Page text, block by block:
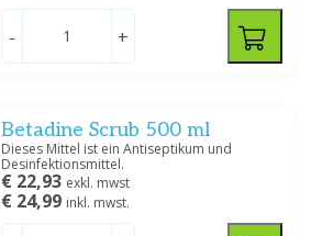
- +
Betadine Scrub 500 ml
Dieses Mittel ist ein Antiseptikum und
Desinfektionsmittel.
€ 22,93 exkl. mwst
€ 24,99 inkl. mwst.